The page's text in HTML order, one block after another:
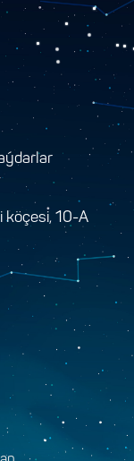
köçesi, 10-A